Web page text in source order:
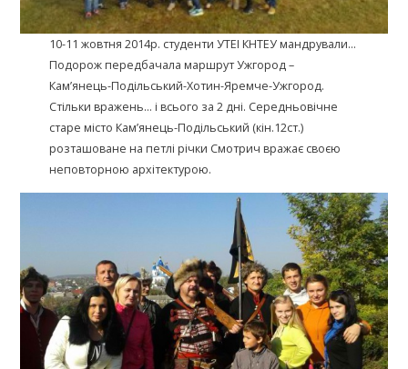
10-11 жовтня 2014р. студенти УТЕІ КНТЕУ мандрували…
Подорож передбачала маршрут Ужгород –
Кам’янець-Подільський-Хотин-Яремче-Ужгород.
Стільки вражень… і всього за 2 дні. Середньовічне
старе місто Кам’янець-Подільський (кін.12ст.)
розташоване на петлі річки Смотрич вражає своєю
неповторною архітектурою.